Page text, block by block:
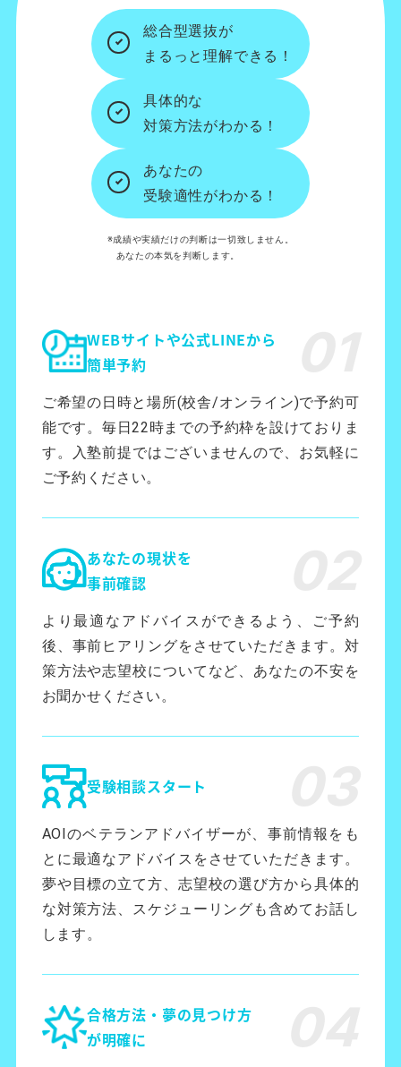
総合型選抜が
まるっと理解できる！
具体的な
対策方法がわかる！
あなたの
受験適性がわかる！
※成績や実績だけの判断は一切致しません。
あなたの本気を判断します。
WEBサイトや公式LINEから
簡単予約
ご希望の日時と場所(校舎/オンライン)で予約可
能です。毎日22時までの予約枠を設けておりま
す。入塾前提ではございませんので、お気軽に
ご予約ください。
あなたの現状を
事前確認
より最適なアドバイスができるよう、ご予約
後、事前ヒアリングをさせていただきます。対
策方法や志望校についてなど、あなたの不安を
お聞かせください。
受験相談スタート
AOIのベテランアドバイザーが、事前情報をも
とに最適なアドバイスをさせていただきます。
夢や目標の立て方、志望校の選び方から具体的
な対策方法、スケジューリングも含めてお話し
します。
合格方法・夢の見つけ方
が明確に